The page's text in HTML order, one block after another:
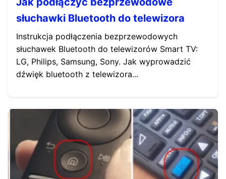
słuchawki Bluetooth do telewizora
Instrukcja podłączenia bezprzewodowych
słuchawek Bluetooth do telewizorów Smart TV:
LG, Philips, Samsung, Sony. Jak wyprowadzić
dźwięk bluetooth z telewizora...